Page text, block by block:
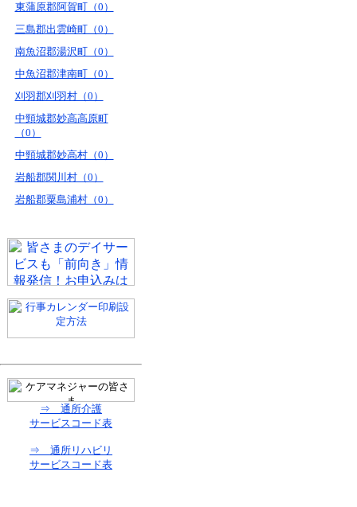
東蒲原郡阿賀町（0）
三島郡出雲崎町（0）
南魚沼郡湯沢町（0）
中魚沼郡津南町（0）
刈羽郡刈羽村（0）
中頸城郡妙高高原町
（0）
中頸城郡妙高村（0）
岩船郡関川村（0）
岩船郡粟島浦村（0）
⇒ 通所介護
サービスコード表
⇒ 通所リハビリ
サービスコード表